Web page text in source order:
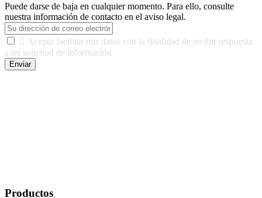
Puede darse de baja en cualquier momento. Para ello, consulte
nuestra información de contacto en el aviso legal.
 Acepto facilitar mis datos con la finalidad de recibir respuesta
a mi solicitud de información
Enviar
Productos